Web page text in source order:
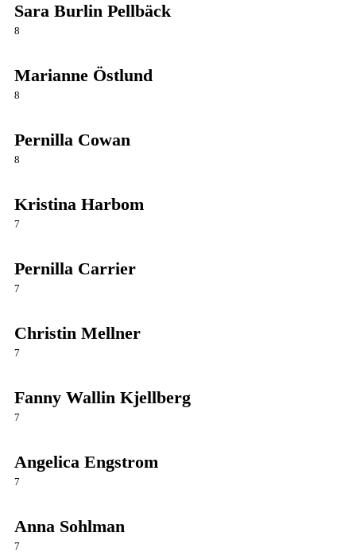
Sara Burlin Pellbäck
8
Marianne Östlund
8
Pernilla Cowan
8
Kristina Harbom
7
Pernilla Carrier
7
Christin Mellner
7
Fanny Wallin Kjellberg
7
Angelica Engstrom
7
Anna Sohlman
7